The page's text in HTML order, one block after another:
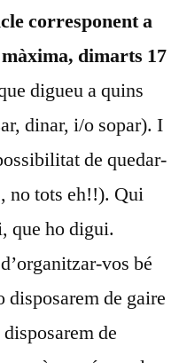
corresponent a
dimarts 17
digueu a quins
dinar, i/o sopar). I
de quedar-
no tots eh!!). Qui
que ho digui.
vos bé
disposarem de gaire
de